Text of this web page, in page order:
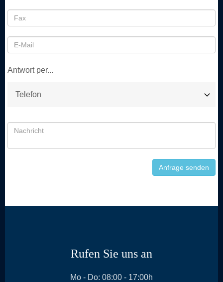
Antwort per...
Anfrage senden
Rufen Sie uns an
Mo - Do: 08:00 - 17:00h